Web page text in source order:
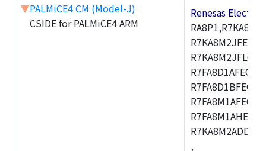
▼PALMiCE4 CM (Model-J)
CSIDE for PALMiCE4 ARM
Renesas
,